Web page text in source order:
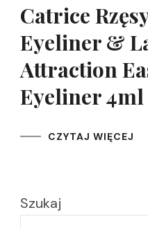
Catrice
Eyeliner &
Attraction
Eyeliner 4ml
CZYTAJ WIĘCEJ
Szukaj